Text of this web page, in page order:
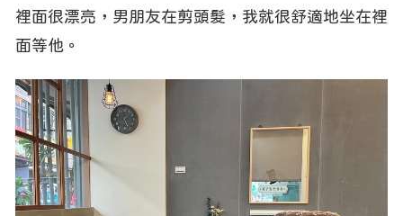
裡面很漂亮，男朋友在剪頭髮，我就很舒適地坐在裡
面等他。